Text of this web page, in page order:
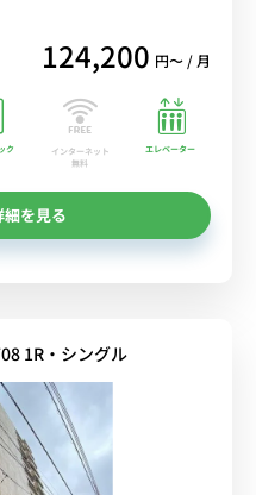
124,200 円〜 / 月
ク
インターネット
無料
エレベーター
細を見る
1R・シングル